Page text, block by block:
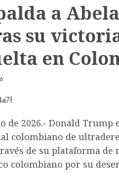
a
su
en
de 2026.- Donald Trump
colombiano de
de su plataforma de
colombiano por su